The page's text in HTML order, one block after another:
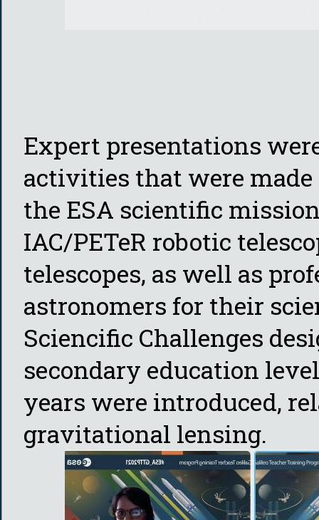
Expert presentations
activities that were
the ESA scientific
IAC/PETeR robotic
telescopes, as well as
astronomers for their
Sciencific Challenges
secondary education
years were introduced,
gravitational lensing.